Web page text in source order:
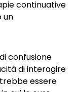
continuative
un
confusione
di interagire
essere